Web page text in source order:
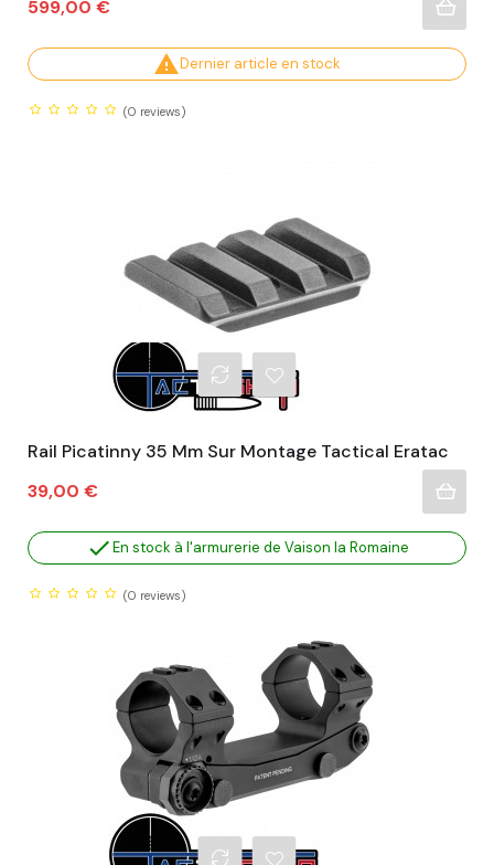
Prix
599,00 €
Dernier article en stock
(0 reviews)
Rail Picatinny 35 Mm Sur Montage Tactical Eratac
Prix
39,00 €
En stock à l'armurerie de Vaison la Romaine
(0 reviews)